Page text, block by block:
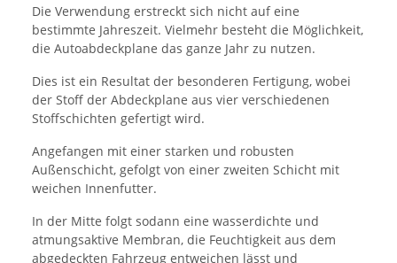
Die Verwendung erstreckt sich nicht auf eine
bestimmte Jahreszeit. Vielmehr besteht die Möglichkeit,
die Autoabdeckplane das ganze Jahr zu nutzen.
Dies ist ein Resultat der besonderen Fertigung, wobei
der Stoff der Abdeckplane aus vier verschiedenen
Stoffschichten gefertigt wird.
Angefangen mit einer starken und robusten
Außenschicht, gefolgt von einer zweiten Schicht mit
weichen Innenfutter.
In der Mitte folgt sodann eine wasserdichte und
atmungsaktive Membran, die Feuchtigkeit aus dem
abgedeckten Fahrzeug entweichen lässt und